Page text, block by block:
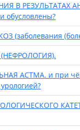
В РЕЗУЛЬТАТАХ
обусловлены?
(заболевания
АСТМА. и при